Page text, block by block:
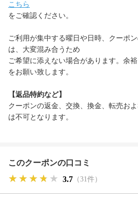
こちら
をご確認ください。
ご利用が集中する曜日や日時、クーポ
は、大変混み合うため
ご希望に添えない場合があります。余
をお願い致します。
【返品特約など】
クーポンの返金、交換、換金、転売お
は不可となります。
このクーポンの口コミ
★★★★★
★★★★★
★★★★★ 3.7 （31件）